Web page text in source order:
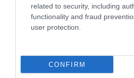
related to security, including
functionality and fraud
user protection.
CONFIRM